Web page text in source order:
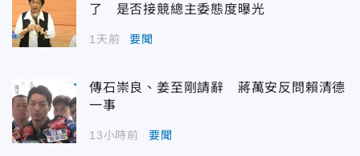
了 是否接競總主委態度曝光
1天前 要聞
傳石崇良、姜至剛請辭 蔣萬安反問賴清德
一事
13小時前 要聞